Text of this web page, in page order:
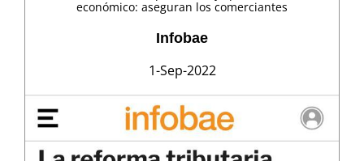
económico: aseguran los comerciantes
Infobae
1-Sep-2022